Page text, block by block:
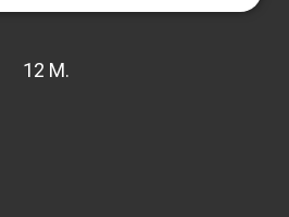
12 M.